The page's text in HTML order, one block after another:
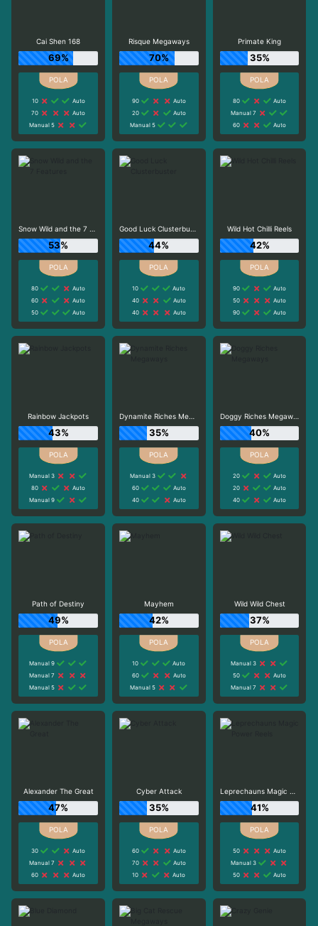
Cai Shen 168
69%
10
Auto
70
Auto
Manual 5
Risque Megaways
70%
90
Auto
20
Auto
Manual 5
Primate King
35%
80
Auto
Manual 7
60
Auto
Snow Wild and the 7 Features
53%
80
Auto
60
Auto
50
Auto
Good Luck Clusterbuster
44%
10
Auto
40
Auto
40
Auto
Wild Hot Chilli Reels
42%
90
Auto
50
Auto
90
Auto
Rainbow Jackpots
43%
Manual 3
80
Auto
Manual 9
Dynamite Riches Megaways
35%
Manual 3
60
Auto
40
Auto
Doggy Riches Megaways
40%
20
Auto
20
Auto
40
Auto
Path of Destiny
49%
Manual 9
Manual 7
Manual 5
Mayhem
42%
10
Auto
60
Auto
Manual 5
Wild Wild Chest
37%
Manual 3
50
Auto
Manual 7
Alexander The Great
47%
30
Auto
Manual 7
60
Auto
Cyber Attack
35%
60
Auto
70
Auto
10
Auto
Leprechauns Magic Power Reels
41%
50
Auto
Manual 3
50
Auto